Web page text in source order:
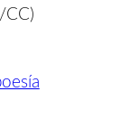
CC)